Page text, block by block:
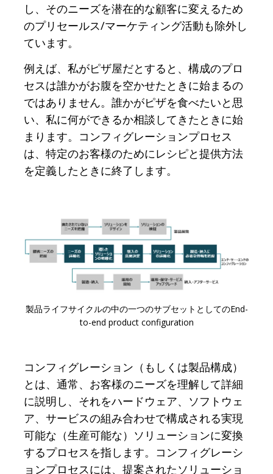
し、そのニーズを潜在的な顧客に変えるため
のプリセールス/マーケティング活動も除外し
ています。
例えば、私がピザ屋だとすると、構成のプロ
セスは誰かがお腹を空かせたときに始まるの
ではありません。誰かがピザを食べたいと思
い、私に何ができるか相談してきたときに始
まります。コンフィグレーションプロセス
は、特定のお客様のためにレシピと提供方法
を定義したときに終了します。
製品ライフサイクルの中の一つのサブセットとしてのEnd-
to-end product configuration
コンフィグレーション（もしくは製品構成）
とは、通常、お客様のニーズを理解して詳細
に説明し、それをハードウェア、ソフトウェ
ア、サービスの組み合わせで構成される実現
可能な（生産可能な）ソリューションに変換
するプロセスを指します。コンフィグレーシ
ョンプロセスには、提案されたソリューショ